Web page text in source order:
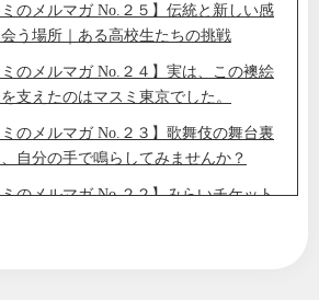
ミのメルマガ No.２５】伝統と新しい感
う場所｜ある高校生たちの挑戦
ミのメルマガ No.２４】実は、この襖絵
支えたのはマスミ東京でした。
ミのメルマガ No.２３】歌舞伎の舞台裏
自分の手で鳴らしてみませんか？
のメルマガ No.２２】みらいチケット